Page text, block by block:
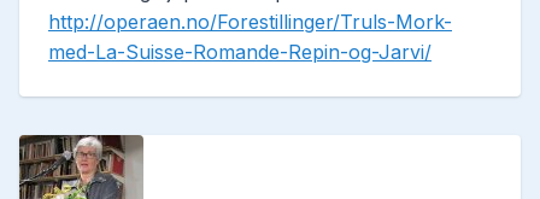
http://operaen.no/Forestillinger/Truls-Mork-
med-La-Suisse-Romande-Repin-og-Jarvi/